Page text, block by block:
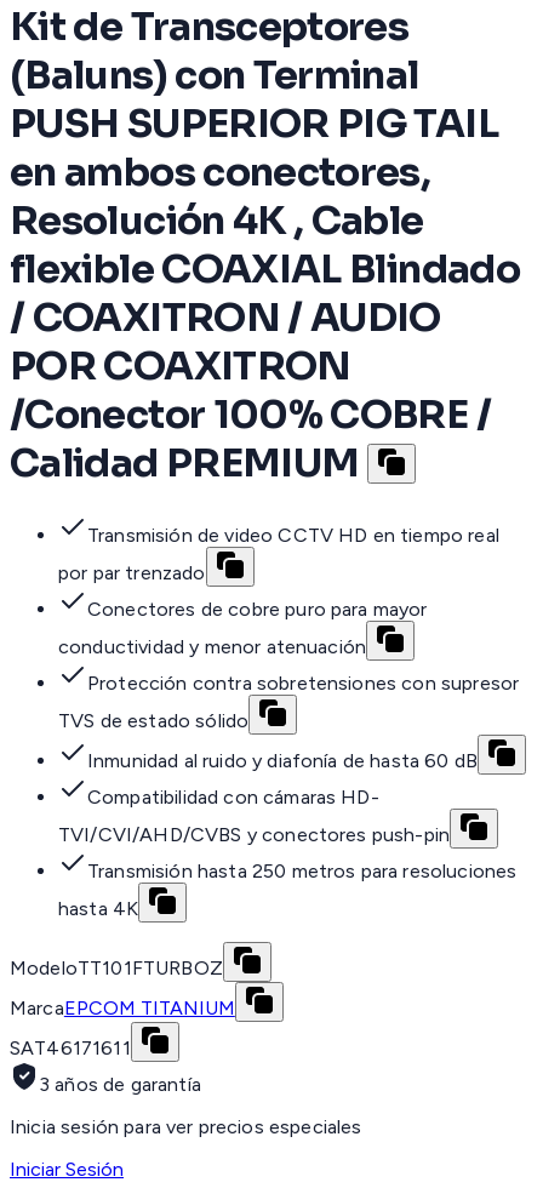
Kit de Transceptores
(Baluns) con Terminal
PUSH SUPERIOR PIG TAIL
en ambos conectores,
Resolución 4K , Cable
flexible COAXIAL Blindado
/ COAXITRON / AUDIO
POR COAXITRON
/Conector 100% COBRE /
Calidad PREMIUM
Transmisión de video CCTV HD en tiempo real
por par trenzado
Conectores de cobre puro para mayor
conductividad y menor atenuación
Protección contra sobretensiones con supresor
TVS de estado sólido
Inmunidad al ruido y diafonía de hasta 60 dB
Compatibilidad con cámaras HD-
TVI/CVI/AHD/CVBS y conectores push-pin
Transmisión hasta 250 metros para resoluciones
hasta 4K
ModeloTT101FTURBOZ
MarcaEPCOM TITANIUM
SAT46171611
3 años de garantía
Inicia sesión para ver precios especiales
Iniciar Sesión